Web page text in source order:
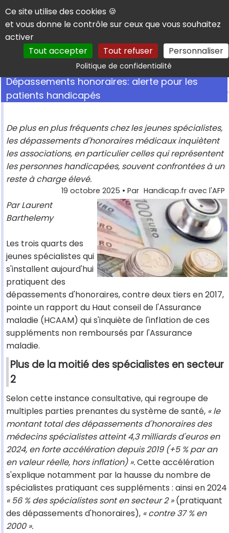
Panneau de gestion des cookies
Ce site utilise des cookies 🍪
et vous donne le contrôle sur ceux que vous souhaitez
activer
Tout accepter
Tout refuser Personnaliser
Politique de confidentialitéRechercher
Dépassements honoraires: alerte pour les
patients handicapés
De plus en plus fréquents chez les jeunes spécialistes,
les dépassements d'honoraires médicaux inquiètent
les associations, en particulier celles qui représentent
les personnes handicapées, souvent confrontées à un
reste à charge élevé.
19 octobre 2025 • Par Handicap.fr avec l'AFP
Par Laurent
Barthelemy
Les trois quarts des
jeunes spécialistes qui
s'installent aujourd'hui
pratiquent des
dépassements d'honoraires, contre deux tiers en 2017,
pointe un rapport du Haut conseil de l'Assurance
maladie (HCAAM) qui s'inquiète de l'inflation de ces
suppléments non remboursés par l'Assurance
maladie.
Plus de la moitié des spécialistes en secteur
2
Selon cette instance consultative, qui regroupe de
multiples parties prenantes du système de santé, « le
montant total des dépassements d'honoraires des
médecins spécialistes atteint 4,3 milliards d'euros en
2024, en forte accélération depuis 2019 (+5 % par an
en valeur réelle, hors inflation) ».Cette accélération
s'explique notamment par la hausse du nombre de
spécialistes pratiquant ces suppléments : ainsi en 2024
« 56 % des spécialistes sont en secteur 2 »(pratiquant
des dépassements d'honoraires), « contre 37 % en
2000 ».